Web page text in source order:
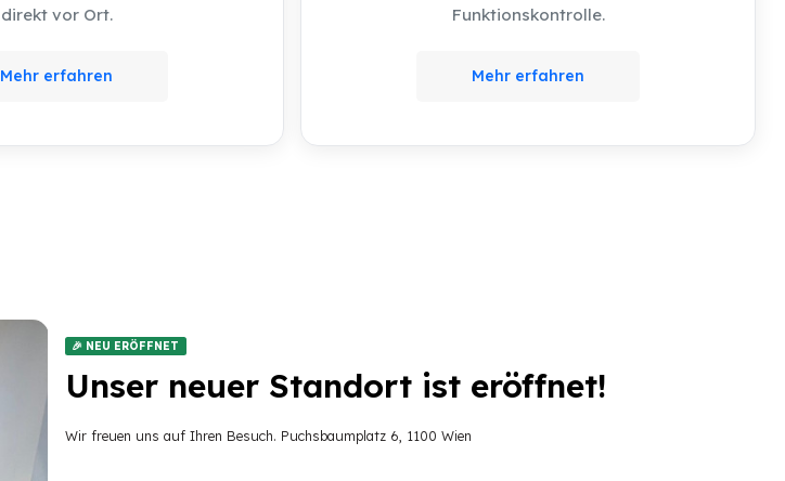
direkt vor Ort.
Mehr erfahren
Funktionskontrolle.
Mehr erfahren
🎉 NEU ERÖFFNET
Unser neuer Standort ist eröffnet!
Wir freuen uns auf Ihren Besuch. Puchsbaumplatz 6, 1100 Wien